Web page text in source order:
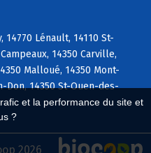
et la performance du site et
?
Lénault, 14110 St-
14350 Carville,
Malloué, 14350 Mont-
Don, 14350 St-Ouen-des-
2026